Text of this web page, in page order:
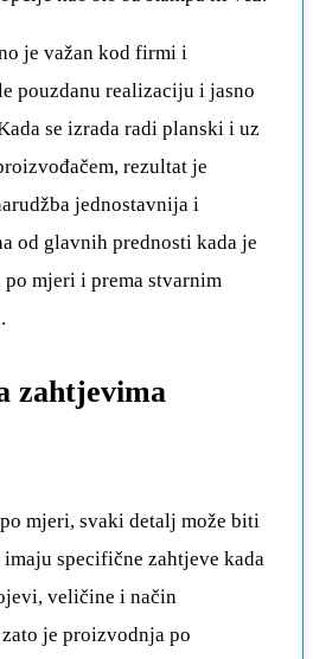
je važan kod firmi i
pouzdanu realizaciju i jasno
se izrada radi planski i uz
rezultat je
jednostavnija i
od glavnih prednosti kada je
mjeri i prema stvarnim
zahtjevima
mjeri, svaki detalj može biti
specifične zahtjeve kada
veličine i način
je proizvodnja po